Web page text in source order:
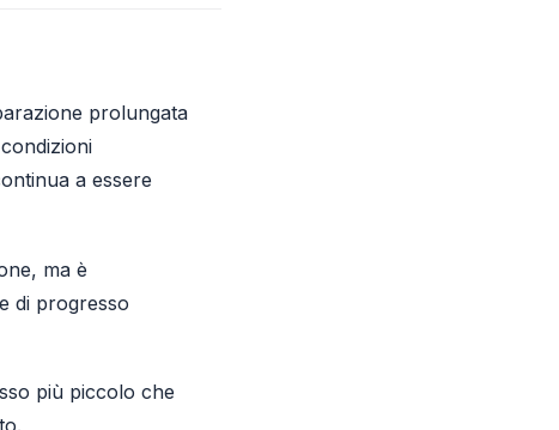
prolungata
a essere
ma è
di progresso
più piccolo che